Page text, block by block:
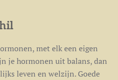
met elk een eigen
je hormonen uit balans, dan
leven en welzijn. Goede